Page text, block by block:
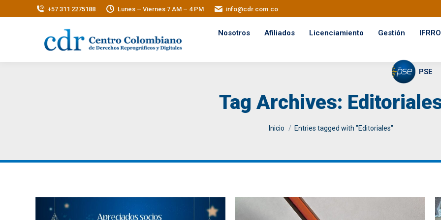
+57 311 2275188 Lunes – Viernes 7 AM – 4 PM info@cdr.com.co
Nosotros Afiliados Licenciamiento Gestión
PSE
Tag Archives:
You are here:
Inicio Entries tagged with "Editoriales"